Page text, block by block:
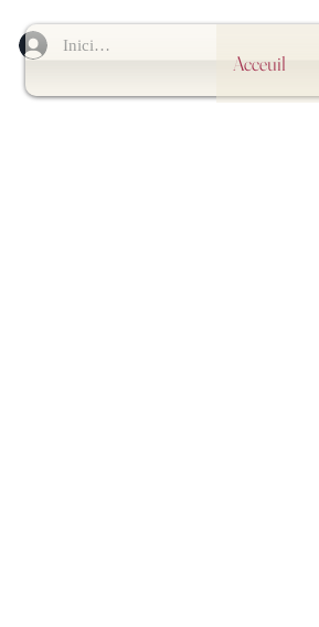
Iniciar sesión
Acceuil